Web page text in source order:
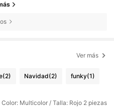
Ver más
(2) Navidad(2) funky(1)
Color: Multicolor / Talla: Rojo 2 piezas